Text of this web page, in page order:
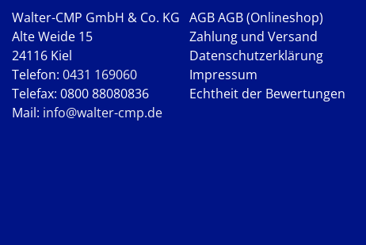
Walter-CMP GmbH & Co. KG
Alte Weide 15
24116 Kiel
Telefon: 0431 169060
Telefax: 0800 88080836
Mail: info@walter-cmp.de
AGBAGB (Onlineshop)
Zahlung und Versand
Datenschutzerklärung
Impressum
Echtheit der Bewertungen